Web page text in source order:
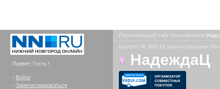
Привет, Гость !
- Войти
- Зарегистрироваться
Персональный сайт пользователя
портрет № 368518 зарегистрирован
НадеждаЦ